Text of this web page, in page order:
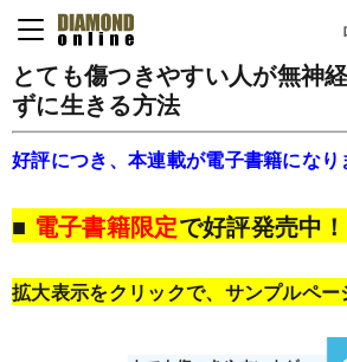
とても傷つきやすい人が無神
ずに生きる方法
好評につき、本連載が電子書籍になり
■ 電子書籍限定で好評発売中
拡大表示をクリックで、サンプルペ